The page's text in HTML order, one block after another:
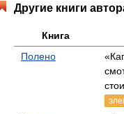
Другие книги
Книга
Полено